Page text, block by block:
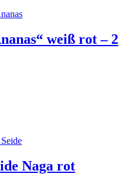
weiß rot – 2
Naga rot